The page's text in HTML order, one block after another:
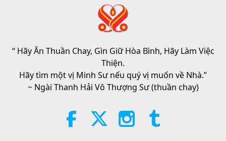
Các Cuộc Đàm Phán Hòa Bình
Giữa Thầy và Trò 2026-08-06 1182Lượt Xem
2:01
vegan meat producer in legal
challenge.
“ Hãy Ăn Thuần Chay, Gìn Giữ Hòa Bình, Hãy Làm Việc
Thiện.
Hãy tìm một vị Minh Sư nếu quý vị muốn về Nhà.”
~ Ngài Thanh Hải Vô Thượng Sư (thuần chay)